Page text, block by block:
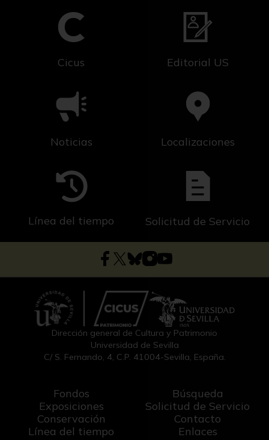
Cicus Editorial US
Noticias Localizaciones
Línea del tiempo Solicitud de Servicio
Dirección general de Cultura y Patrimonio
Universidad de Sevilla
C/ S. Fernando, 4, C.P. 41004-Sevilla, España.
Fondos
Exposiciones
Conservación
Línea del tiempo
Búsqueda
Solicitud de Servicio
Contacto
Enlaces